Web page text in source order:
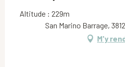
Altitude : 229m
San Marino Barrage,
M'y